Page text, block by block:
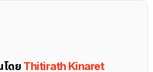
โดย Thitirath Kinaret